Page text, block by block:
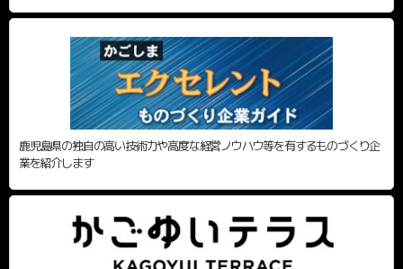
鹿児島県の独自の高い技術力や高度な経営ノウハウ等を有するものづくり企
業を紹介します